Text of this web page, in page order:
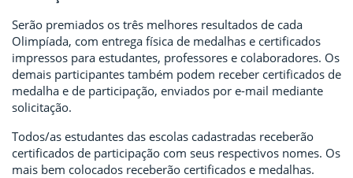
Serão premiados os três melhores resultados de cada
Olimpíada, com entrega física de medalhas e certificados
impressos para estudantes, professores e colaboradores. Os
demais participantes também podem receber certificados de
medalha e de participação, enviados por e-mail mediante
solicitação.
Todos/as estudantes das escolas cadastradas receberão
certificados de participação com seus respectivos nomes. Os
mais bem colocados receberão certificados e medalhas.